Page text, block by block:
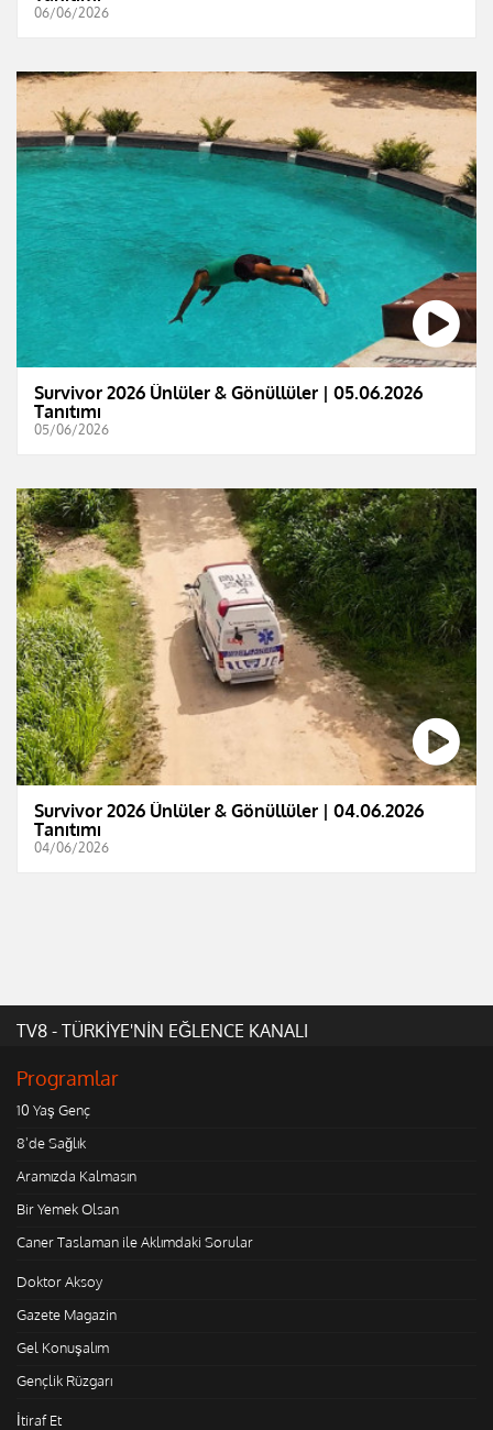
06/06/2026
Survivor 2026 Ünlüler & Gönüllüler | 05.06.2026
Tanıtımı
05/06/2026
Survivor 2026 Ünlüler & Gönüllüler | 04.06.2026
Tanıtımı
04/06/2026
TV8 - TÜRKİYE'NİN EĞLENCE KANALI
Programlar
10 Yaş Genç
8'de Sağlık
Aramızda Kalmasın
Bir Yemek Olsan
Caner Taslaman ile Aklımdaki Sorular
Doktor Aksoy
Gazete Magazin
Gel Konuşalım
Gençlik Rüzgarı
İtiraf Et